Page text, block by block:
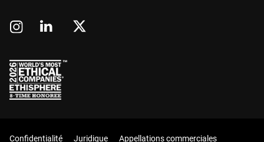
Confidentialité Juridique Appellations commerciales